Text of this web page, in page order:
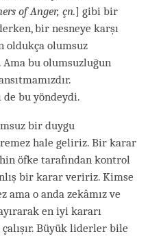
of Anger, çn.] gibi bir
bir nesneye karşı
oldukça olumsuz
Ama bu olumsuzluğun
bu yöndeydi.
bir duygu
hale geliriz. Bir karar
öfke tarafından kontrol
bir karar veririz. Kimse
o anda zekâmız ve
en iyi kararı
Büyük liderler bile